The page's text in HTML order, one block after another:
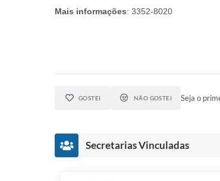
Mais informações: 3352-8020
GOSTEI NÃO GOSTEI Seja o
Secretarias Vinculadas